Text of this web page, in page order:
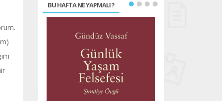
BU HAFTA NE YAPMALI ?